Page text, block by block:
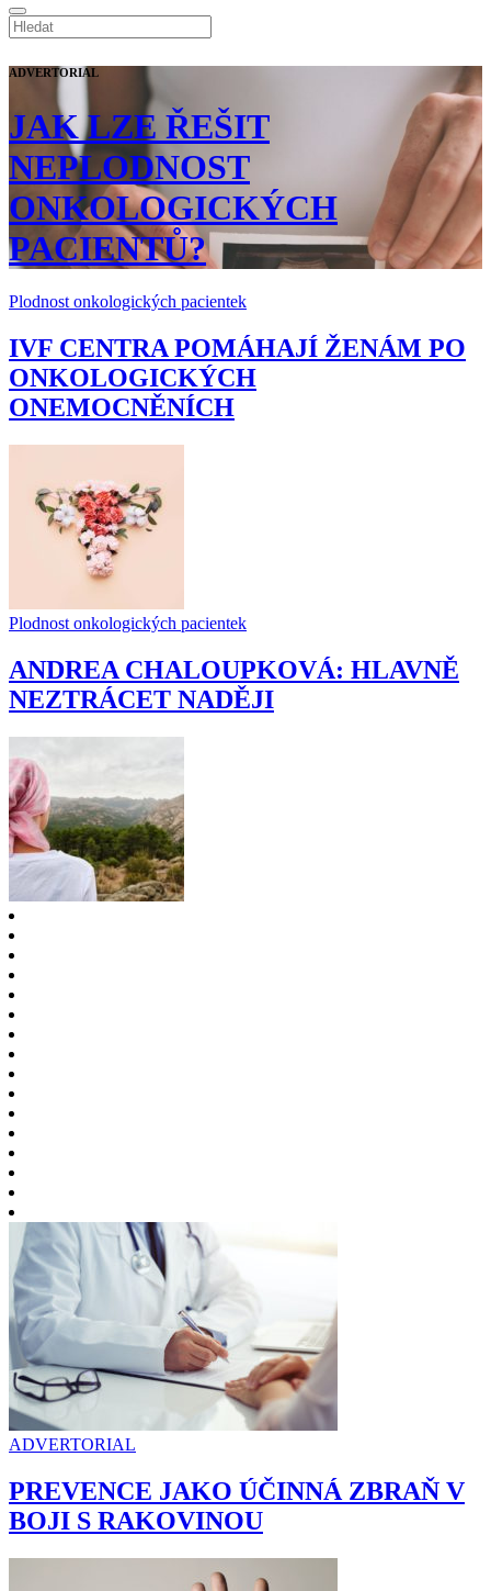
ADVERTORIAL
JAK LZE ŘEŠIT
NEPLODNOST
ONKOLOGICKÝCH
PACIENTŮ?
Plodnost onkologických pacientek
IVF CENTRA POMÁHAJÍ ŽENÁM PO
ONKOLOGICKÝCH
ONEMOCNĚNÍCH
Plodnost onkologických pacientek
ANDREA CHALOUPKOVÁ: HLAVNĚ
NEZTRÁCET NADĚJI
ADVERTORIAL
PREVENCE JAKO ÚČINNÁ ZBRAŇ V
BOJI S RAKOVINOU